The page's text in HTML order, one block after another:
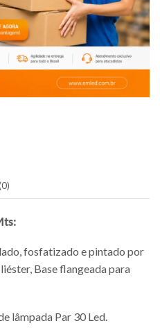
fosfatizado e pintado por
Base flangeada para
lâmpada Par 30 Led.